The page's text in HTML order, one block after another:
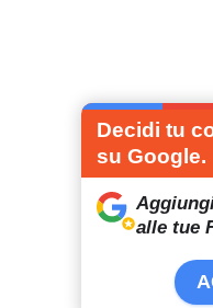
Decidi tu
su Google.
alle tue